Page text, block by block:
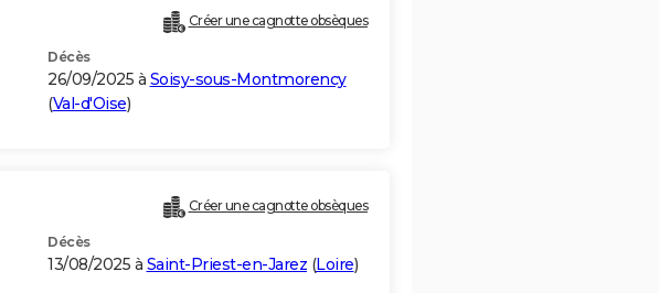
Créer une cagnotte obsèques
Décès
26/09/2025 à Soisy-sous-Montmorency
(Val-d'Oise)
Créer une cagnotte obsèques
Décès
13/08/2025 à Saint-Priest-en-Jarez (Loire)